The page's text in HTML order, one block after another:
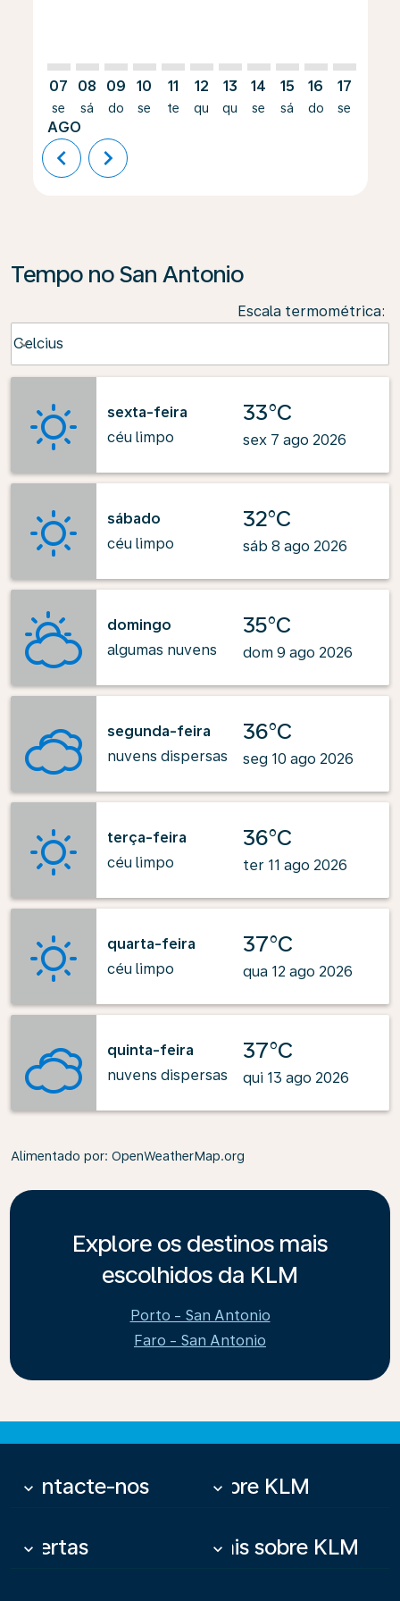
07
se
AGO
08
sá
09
do
10
se
11
te
12
qu
13
qu
14
se
15
sá
16
do
17
se
chevron_left chevron_right
Tempo no San Antonio
Escala termométrica:
Celcius
keyboard_arrow_down
sexta-feira
céu limpo
33°C
sex 7 ago 2026
sábado
céu limpo
32°C
sáb 8 ago 2026
domingo
algumas nuvens
35°C
dom 9 ago 2026
segunda-feira
nuvens dispersas
36°C
seg 10 ago 2026
terça-feira
céu limpo
36°C
ter 11 ago 2026
quarta-feira
céu limpo
37°C
qua 12 ago 2026
quinta-feira
nuvens dispersas
37°C
qui 13 ago 2026
Alimentado por: OpenWeatherMap.org
Explore os destinos mais
escolhidos da KLM
Porto - San Antonio
Faro - San Antonio
Contacte-nos
keyboard_arrow_down Sobre KLM
keyboard_arrow_down
Ofertas
keyboard_arrow_down Mais sobre KLM
keyboard_arrow_down